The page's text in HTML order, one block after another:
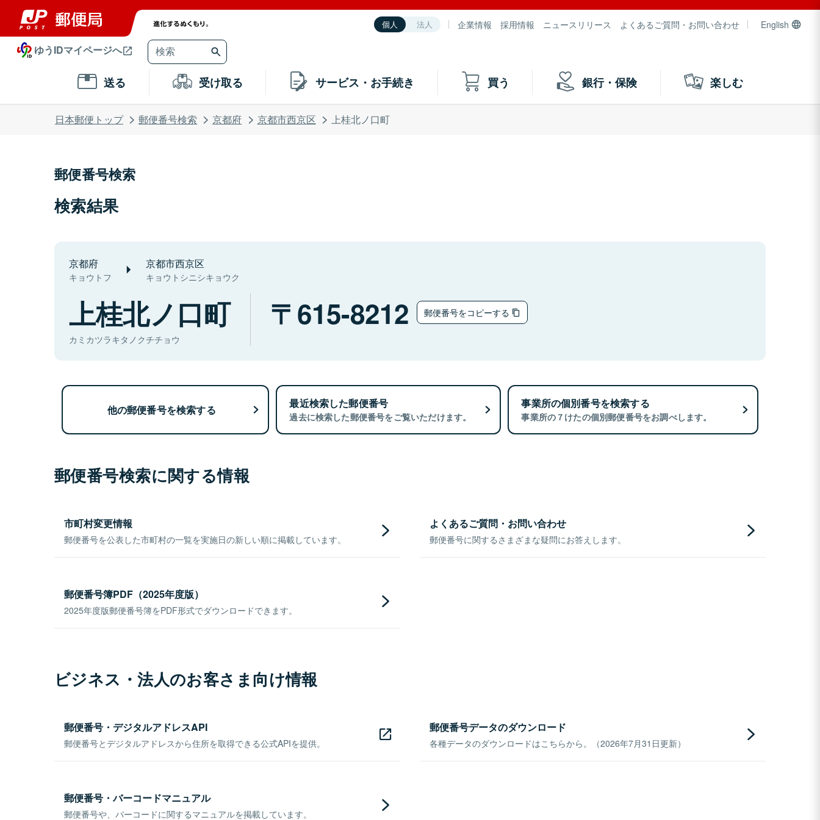
個人 法人 企業情報 採用情報 ニュースリリース よくあるご質問・お問い合わせ English
ゆうIDマイページへ
送る 受け取る サービス・お手続き 買う 銀行・保険 楽しむ
日本郵便トップ 郵便番号検索 京都府 京都市西京区 上桂北ノ口町
郵便番号検索
検索結果
京都府
キョウトフ
京都市西京区
キョウトシニシキョウク
上桂北ノ口町
カミカツラキタノクチチョウ
615-8212 郵便番号をコピーする
他の郵便番号を検索する 最近検索した郵便番号
過去に検索した郵便番号をご覧いただけます。
事業所の個別番号を検索する
事業所の７けたの個別郵便番号をお調べします。
郵便番号検索に関する情報
市町村変更情報
郵便番号を公表した市町村の一覧を実施日の新しい順に掲載しています。
よくあるご質問・お問い合わせ
郵便番号に関するさまざまな疑問にお答えします。
郵便番号簿PDF（2025年度版）
2025年度版郵便番号簿をPDF形式でダウンロードできます。
ビジネス・法人のお客さま向け情報
郵便番号・デジタルアドレスAPI
郵便番号とデジタルアドレスから住所を取得できる公式APIを提供。
郵便番号データのダウンロード
各種データのダウンロードはこちらから。（2026年7月31日更新）
郵便番号・バーコードマニュアル
郵便番号や、バーコードに関するマニュアルを掲載しています。